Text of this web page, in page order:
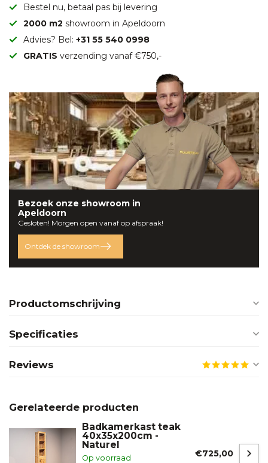
Bestel nu, betaal pas bij levering
2000 m2 showroom in Apeldoorn
Advies? Bel: +31 55 540 0998
GRATIS verzending vanaf €750,-
Bezoek onze showroom in
Apeldoorn
Gesloten! Morgen open vanaf op afspraak!
Ontdek de showroom
Productomschrijving
Specificaties
Reviews
Gerelateerde producten
Badkamerkast teak
40x35x200cm -
Naturel
Op voorraad
€725,00